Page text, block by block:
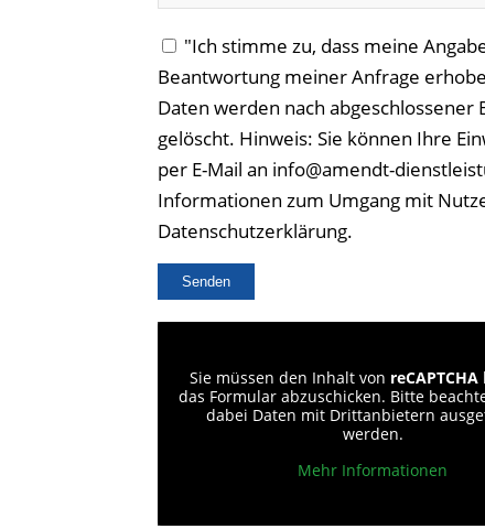
"Ich stimme zu, dass meine
Beantwortung meiner Anfrage
Daten werden nach
gelöscht. Hinweis: Sie können Ihre
per E-Mail an info@amendt-
Informationen zum Umgang mit
Datenschutzerklärung.
Sie müssen den Inhalt von reCAPTCHA
das Formular abzuschicken. Bitte
dabei Daten mit Drittanbietern
werden.
Mehr Informationen